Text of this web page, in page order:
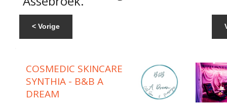
< Vorige
COSMEDIC SKINCARE
SYNTHIA - B&B A
DREAM